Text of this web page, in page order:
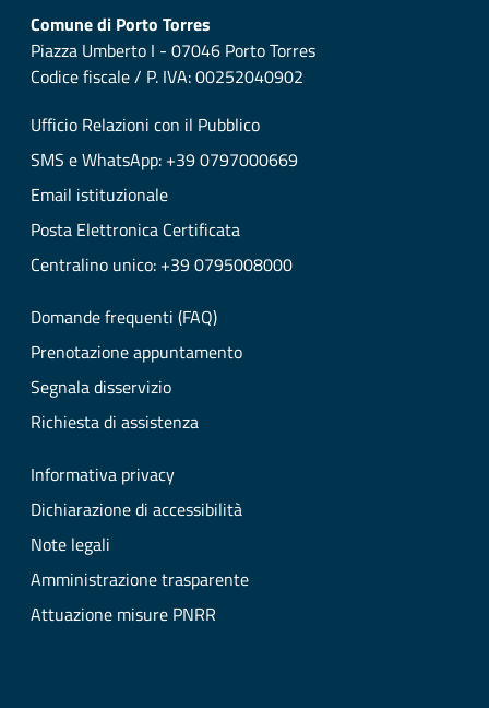
Comune di Porto Torres
Piazza Umberto I - 07046 Porto Torres
Codice fiscale / P. IVA: 00252040902
Ufficio Relazioni con il Pubblico
SMS e WhatsApp: +39 0797000669
Email istituzionale
Posta Elettronica Certificata
Centralino unico: +39 0795008000
Domande frequenti (FAQ)
Prenotazione appuntamento
Segnala disservizio
Richiesta di assistenza
Informativa privacy
Dichiarazione di accessibilità
Note legali
Amministrazione trasparente
Attuazione misure PNRR